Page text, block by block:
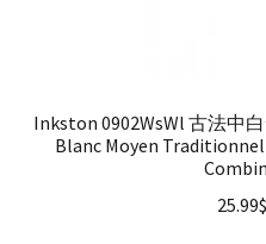
Inkston 0902WsWl 古法中
Blanc Moyen
25.99$